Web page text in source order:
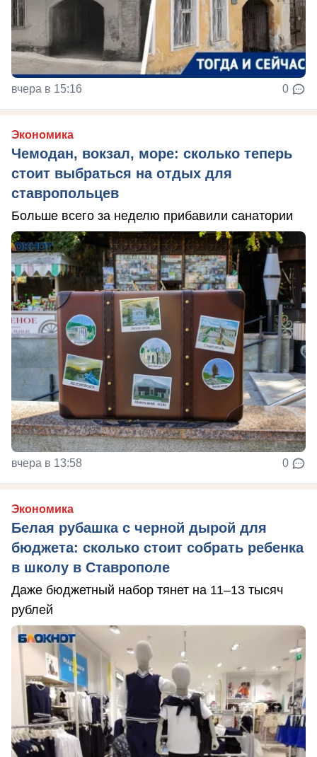
вчера в 15:16 0
Экономика
Чемодан, вокзал, море: сколько теперь
стоит выбраться на отдых для
ставропольцев
Больше всего за неделю прибавили санатории
вчера в 13:58 0
Экономика
Белая рубашка с черной дырой для
бюджета: сколько стоит собрать ребенка
в школу в Ставрополе
Даже бюджетный набор тянет на 11–13 тысяч
рублей